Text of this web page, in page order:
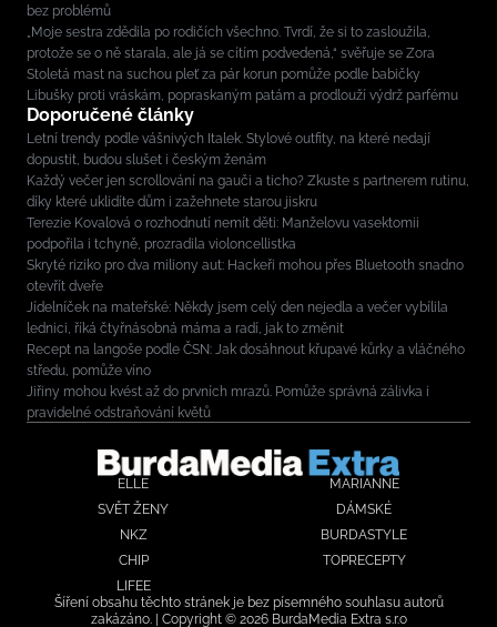
bez problémů
„Moje sestra zdědila po rodičích všechno. Tvrdí, že si to zasloužila,
protože se o ně starala, ale já se cítím podvedená,“ svěřuje se Zora
Stoletá mast na suchou pleť za pár korun pomůže podle babičky
Libušky proti vráskám, popraskaným patám a prodlouží výdrž parfému
Doporučené články
Letní trendy podle vášnivých Italek. Stylové outfity, na které nedají
dopustit, budou slušet i českým ženám
Každý večer jen scrollování na gauči a ticho? Zkuste s partnerem rutinu,
díky které uklidíte dům i zažehnete starou jiskru
Terezie Kovalová o rozhodnutí nemít děti: Manželovu vasektomii
podpořila i tchyně, prozradila violoncellistka
Skryté riziko pro dva miliony aut: Hackeři mohou přes Bluetooth snadno
otevřít dveře
Jídelníček na mateřské: Někdy jsem celý den nejedla a večer vybílila
lednici, říká čtyřnásobná máma a radí, jak to změnit
Recept na langoše podle ČSN: Jak dosáhnout křupavé kůrky a vláčného
středu, pomůže víno
Jiřiny mohou kvést až do prvních mrazů. Pomůže správná zálivka i
pravidelné odstraňování květů
ELLE
MARIANNE
SVĚT ŽENY
DÁMSKÉ
NKZ
BURDASTYLE
CHIP
TOPRECEPTY
LIFEE
Šíření obsahu těchto stránek je bez písemného souhlasu autorů
zakázáno. | Copyright © 2026 BurdaMedia Extra s.r.o